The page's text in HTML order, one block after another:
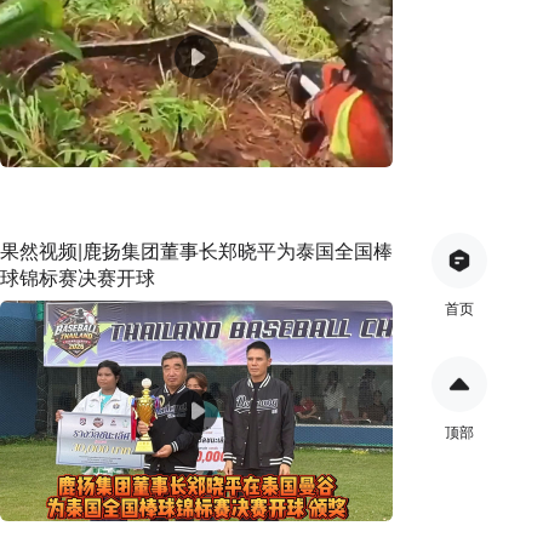
果然视频|鹿扬集团董事长郑晓平为泰国全国棒
球锦标赛决赛开球
首页
顶部